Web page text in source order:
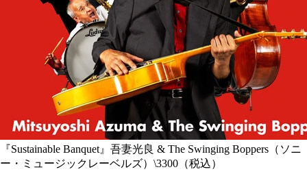
『Sustainable Banquet』吾妻光良 & The Swinging Boppers（ソニ
ー・ミュージックレーベルズ）\3300（税込）